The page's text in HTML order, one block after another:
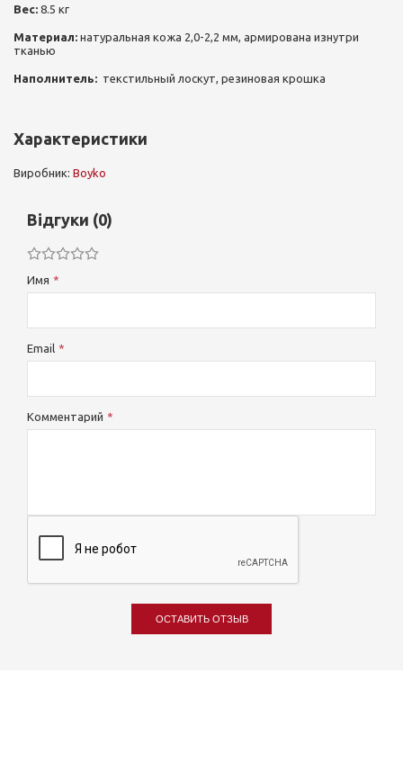
Вес: 8.5 кг
Материал: натуральная кожа 2,0-2,2 мм, армирована изнутри
тканью
Наполнитель: текстильный лоскут, резиновая крошка
Характеристики
Виробник: Boyko
Відгуки (0)
Имя
Email
Комментарий
ОСТАВИТЬ ОТЗЫВ